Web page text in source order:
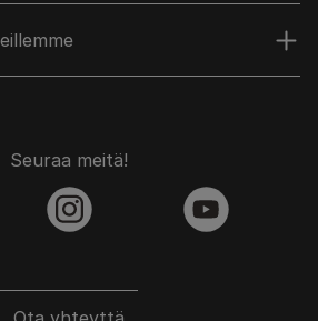
Seuraa meitä!
instagram youtube